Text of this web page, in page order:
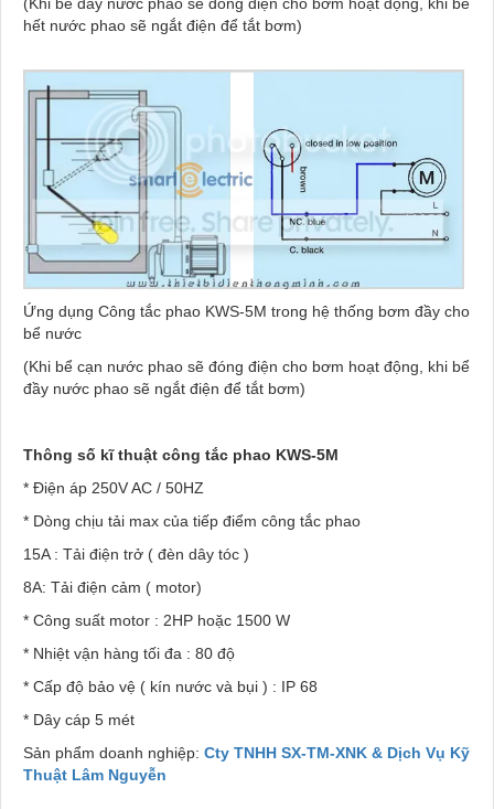
hết nước phao sẽ ngắt điện để tắt bơm)
Ứng dụng Công tắc phao KWS-5M trong hệ thống bơm đầy cho
bể nước
(Khi bể cạn nước phao sẽ đóng điện cho bơm hoạt động, khi bể
đầy nước phao sẽ ngắt điện để tắt bơm)
Thông số kĩ thuật công tắc phao KWS-5M
* Điện áp 250V AC / 50HZ
* Dòng chịu tải max của tiếp điểm công tắc phao
15A : Tải điện trở ( đèn dây tóc )
8A: Tải điện cảm ( motor)
* Công suất motor : 2HP hoặc 1500 W
* Nhiệt vận hàng tối đa : 80 độ
* Cấp độ bảo vệ ( kín nước và bụi ) : IP 68
* Dây cáp 5 mét
Sản phẩm doanh nghiệp: Cty TNHH SX-TM-XNK & Dịch Vụ Kỹ
Thuật Lâm Nguyễn